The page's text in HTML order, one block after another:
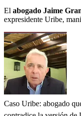
El abogado Jaime
expresidente Uribe,
Caso Uribe: abogado